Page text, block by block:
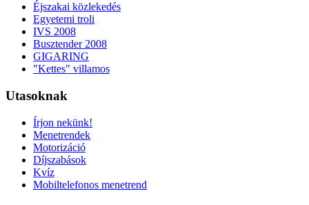
Éjszakai közlekedés
Egyetemi troli
IVS 2008
Busztender 2008
GIGARING
"Kettes" villamos
Utasoknak
Írjon nekünk!
Menetrendek
Motorizáció
Díjszabások
Kvíz
Mobiltelefonos menetrend